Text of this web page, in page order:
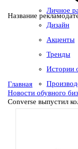
Личное
Дизайн
Акценты
Тренды
Истории
Название
Главная
Новости обувного
Converse выпустил